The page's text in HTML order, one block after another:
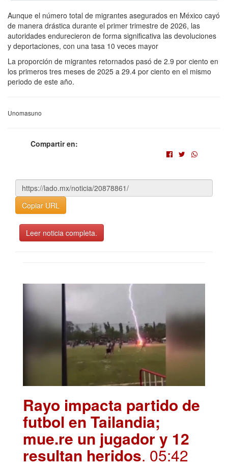
Aunque el número total de migrantes asegurados en México cayó
de manera drástica durante el primer trimestre de 2026, las
autoridades endurecieron de forma significativa las devoluciones
y deportaciones, con una tasa 10 veces mayor
La proporción de migrantes retornados pasó de 2.9 por ciento en
los primeros tres meses de 2025 a 29.4 por ciento en el mismo
periodo de este año.
Unomasuno
Compartir en:
Copiar URL
Leer noticia completa.
Rayo impacta partido de
futbol en Tailandia;
mue.re un jugador y 12
resultan heridos. 05:42